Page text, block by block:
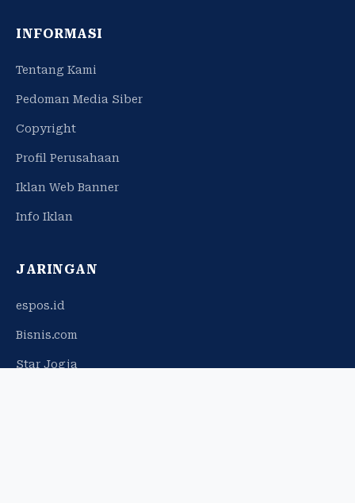
INFORMASI
Tentang Kami
Pedoman Media Siber
Copyright
Profil Perusahaan
Iklan Web Banner
Info Iklan
JARINGAN
espos.id
Bisnis.com
Star Jogja